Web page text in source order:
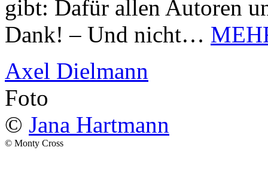
gibt: Dafür allen Autoren
Dank! – Und nicht…
Axel Dielmann
Foto
© Jana Hartmann
© Monty Cross